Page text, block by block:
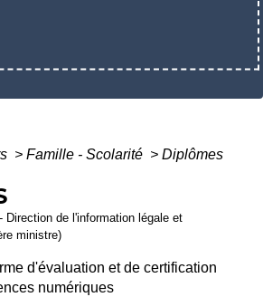
> Famille - Scolarité > Diplômes
Direction de l'information légale et
ministre)
d'évaluation et de certification
numériques